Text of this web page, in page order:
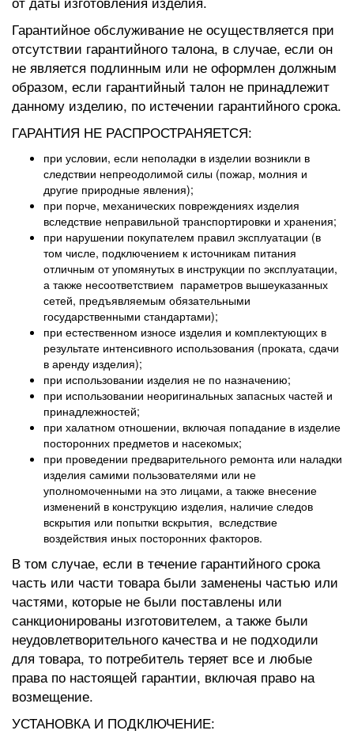
Гарантийное обслуживание не осуществляется при
отсутствии гарантийного талона, в случае, если он
не является подлинным или не оформлен должным
образом, если гарантийный талон не принадлежит
данному изделию, по истечении гарантийного срока.
ГАРАНТИЯ НЕ РАСПРОСТРАНЯЕТСЯ:
при условии, если неполадки в изделии возникли в
следствии непреодолимой силы (пожар, молния и
другие природные явления);
при порче, механических повреждениях изделия
вследствие неправильной транспортировки и хранения;
при нарушении покупателем правил эксплуатации (в
том числе, подключением к источникам питания
отличным от упомянутых в инструкции по эксплуатации,
а также несоответствием параметров вышеуказанных
сетей, предъявляемым обязательными
государственными стандартами);
при естественном износе изделия и комплектующих в
результате интенсивного использования (проката, сдачи
в аренду изделия);
при использовании изделия не по назначению;
при использовании неоригинальных запасных частей и
принадлежностей;
при халатном отношении, включая попадание в изделие
посторонних предметов и насекомых;
при проведении предварительного ремонта или наладки
изделия самими пользователями или не
уполномоченными на это лицами, а также внесение
изменений в конструкцию изделия, наличие следов
вскрытия или попытки вскрытия, вследствие
воздействия иных посторонних факторов.
В том случае, если в течение гарантийного срока
часть или части товара были заменены частью или
частями, которые не были поставлены или
санкционированы изготовителем, а также были
неудовлетворительного качества и не подходили
для товара, то потребитель теряет все и любые
права по настоящей гарантии, включая право на
возмещение.
УСТАНОВКА И ПОДКЛЮЧЕНИЕ: